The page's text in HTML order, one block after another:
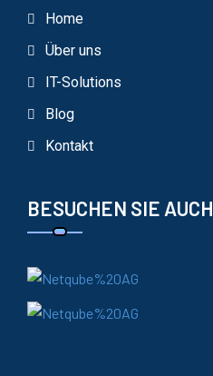
Home
Über uns
IT-Solutions
Blog
Kontakt
BESUCHEN SIE AUCH